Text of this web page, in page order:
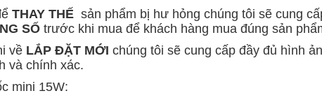
và chính xác.
mini 15W: